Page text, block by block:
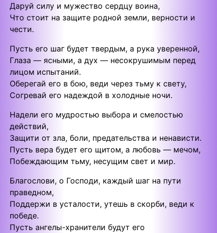
Даруй силу и мужество сердцу воина,
Что стоит на защите родной земли, верности и
чести.
Пусть его шаг будет твердым, а рука уверенной,
Глаза — ясными, а дух — несокрушимым перед
лицом испытаний.
Оберегай его в бою, веди через тьму к свету,
Согревай его надеждой в холодные ночи.
Надели его мудростью выбора и смелостью
действий,
Защити от зла, боли, предательства и ненависти.
Пусть вера будет его щитом, а любовь — мечом,
Побеждающим тьму, несущим свет и мир.
Благослови, о Господи, каждый шаг на пути
праведном,
Поддержи в усталости, утешь в скорби, веди к
победе.
Пусть ангелы-хранители будут его